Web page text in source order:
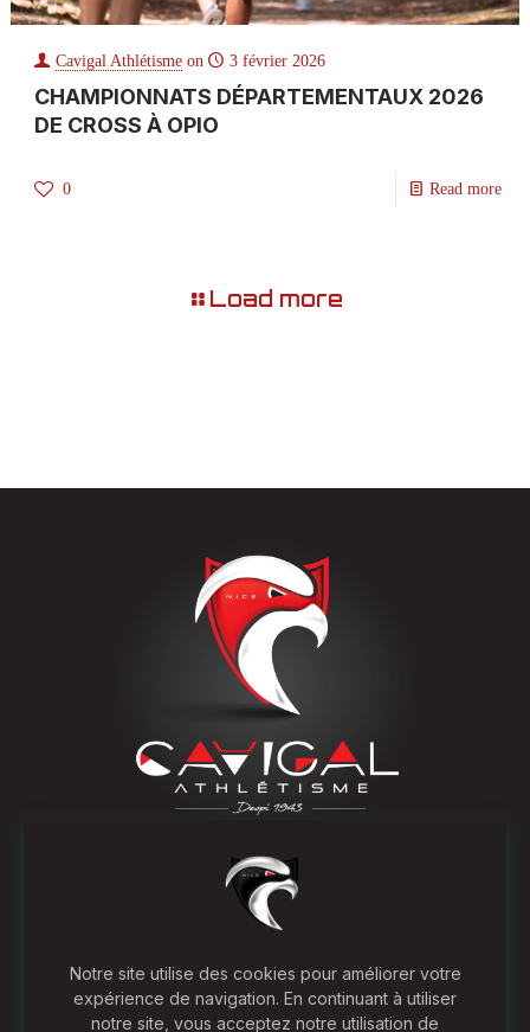
Cavigal Athlétisme on 3 février 2026
CHAMPIONNATS DÉPARTEMENTAUX 2026
DE CROSS À OPIO
0 Read more
Load more
Suivez-nous sur les réseaux
événements et notre esprit
sportif.
COORDONNÉES
‍Cavigal Nice Sports -
Résidence du palais
2 rue EL NOUZAH - 06000
NICE
Notre site utilise des cookies pour améliorer votre
expérience de navigation. En continuant à utiliser
notre site, vous acceptez notre utilisation de